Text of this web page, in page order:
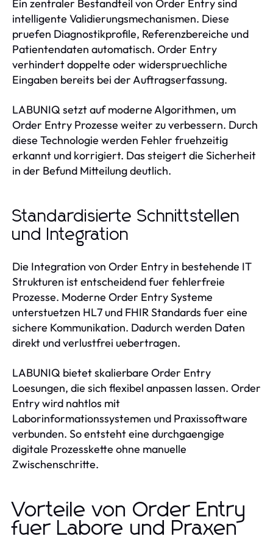
Ein zentraler Bestandteil von Order Entry sind
intelligente Validierungsmechanismen. Diese
pruefen Diagnostikprofile, Referenzbereiche und
Patientendaten automatisch. Order Entry
verhindert doppelte oder widerspruechliche
Eingaben bereits bei der Auftragserfassung.
LABUNIQ setzt auf moderne Algorithmen, um
Order Entry Prozesse weiter zu verbessern. Durch
diese Technologie werden Fehler fruehzeitig
erkannt und korrigiert. Das steigert die Sicherheit
in der Befund Mitteilung deutlich.
Standardisierte Schnittstellen
und Integration
Die Integration von Order Entry in bestehende IT
Strukturen ist entscheidend fuer fehlerfreie
Prozesse. Moderne Order Entry Systeme
unterstuetzen HL7 und FHIR Standards fuer eine
sichere Kommunikation. Dadurch werden Daten
direkt und verlustfrei uebertragen.
LABUNIQ bietet skalierbare Order Entry
Loesungen, die sich flexibel anpassen lassen. Order
Entry wird nahtlos mit
Laborinformationssystemen und Praxissoftware
verbunden. So entsteht eine durchgaengige
digitale Prozesskette ohne manuelle
Zwischenschritte.
Vorteile von Order Entry
fuer Labore und Praxen